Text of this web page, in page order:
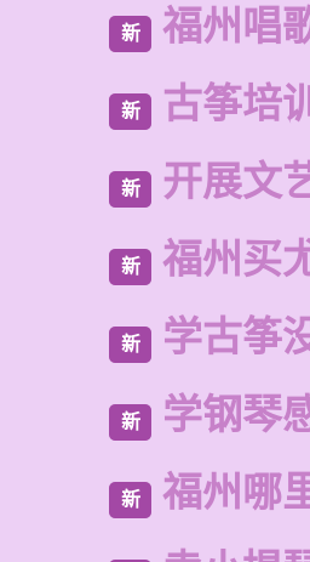
新 福州唱
新 古筝培
新 开展文
新 福州买
新 学古筝
新 学钢琴
新 福州哪